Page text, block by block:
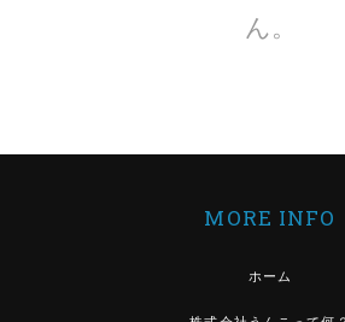
ん。
MORE INFO
ホーム